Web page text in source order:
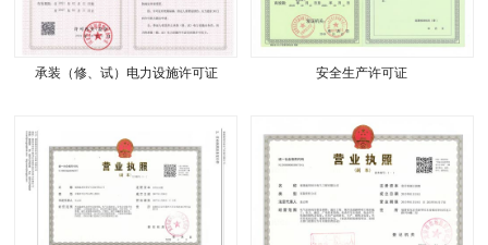
承装（修、试）电力设施许可证 安全生产许可证